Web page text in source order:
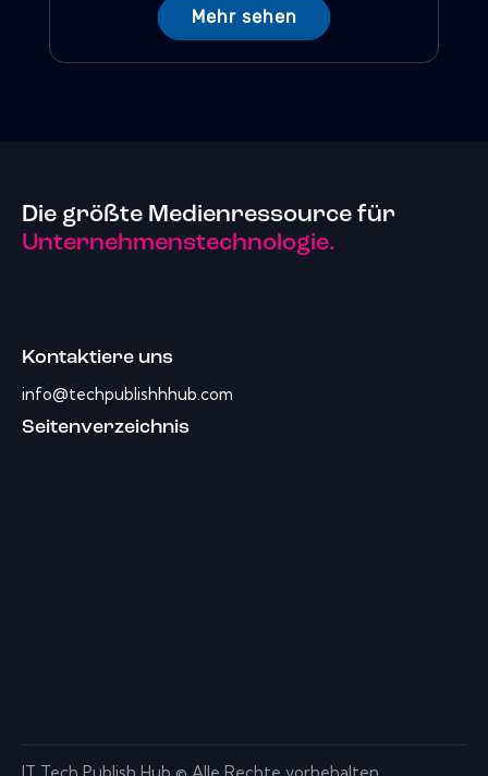
Mehr sehen
Die größte Medienressource für
Unternehmenstechnologie.
Kontaktiere uns
info@techpublishhhub.com
Seitenverzeichnis